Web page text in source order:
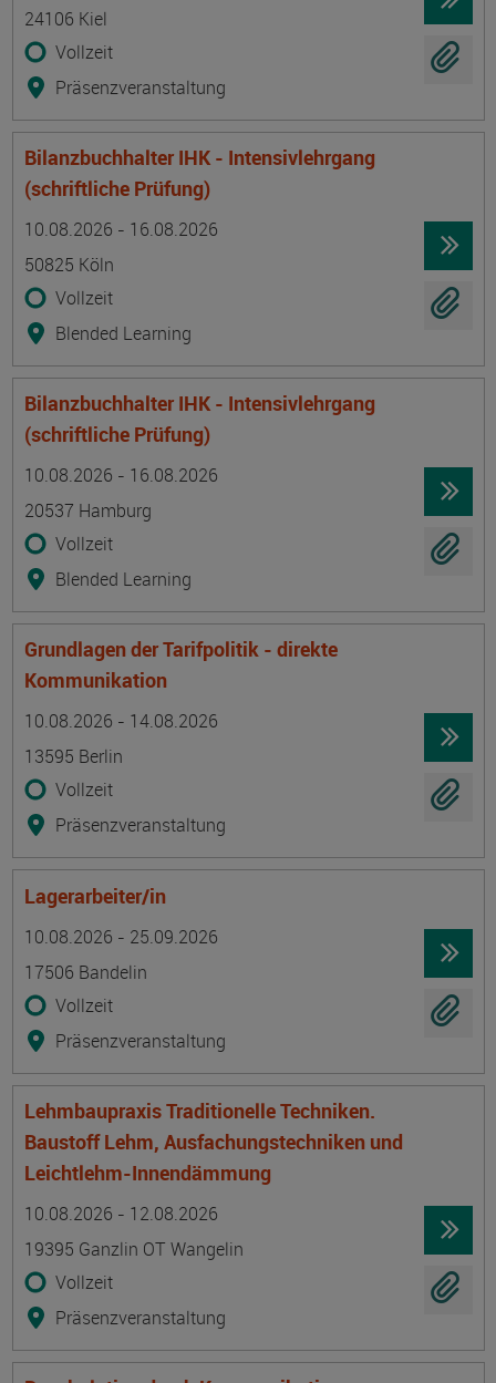
24106 Kiel
Vollzeit
Präsenzveranstaltung
Bilanzbuchhalter IHK - Intensivlehrgang
(schriftliche Prüfung)
10.08.2026 - 16.08.2026
50825 Köln
Vollzeit
Blended Learning
Bilanzbuchhalter IHK - Intensivlehrgang
(schriftliche Prüfung)
10.08.2026 - 16.08.2026
20537 Hamburg
Vollzeit
Blended Learning
Grundlagen der Tarifpolitik - direkte
Kommunikation
10.08.2026 - 14.08.2026
13595 Berlin
Vollzeit
Präsenzveranstaltung
Lagerarbeiter/in
10.08.2026 - 25.09.2026
17506 Bandelin
Vollzeit
Präsenzveranstaltung
Lehmbaupraxis Traditionelle Techniken.
Baustoff Lehm, Ausfachungstechniken und
Leichtlehm-Innendämmung
10.08.2026 - 12.08.2026
19395 Ganzlin OT Wangelin
Vollzeit
Präsenzveranstaltung